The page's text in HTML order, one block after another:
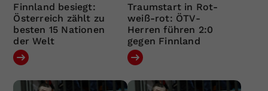
Finnland besiegt:
Österreich zählt zu
besten 15 Nationen
der Welt
Traumstart in Rot-
weiß-rot: ÖTV-
Herren führen 2:0
gegen Finnland